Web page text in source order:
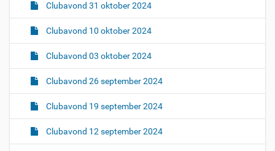
Clubavond 31 oktober 2024
Clubavond 10 oktober 2024
Clubavond 03 oktober 2024
Clubavond 26 september 2024
Clubavond 19 september 2024
Clubavond 12 september 2024